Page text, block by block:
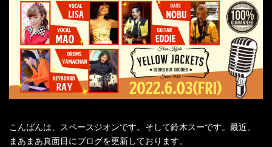
こんばんは、スペースジオンです。そして鈴木スーです。最近、
まあまあ真面目にブログを更新しております。